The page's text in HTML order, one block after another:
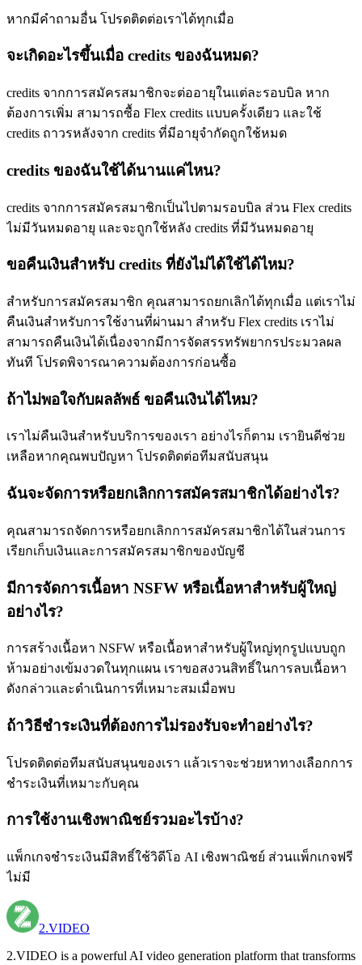
หากมีคำถามอื่น โปรดติดต่อเราได้ทุกเมื่อ
จะเกิดอะไรขึ้นเมื่อ credits ของฉันหมด?
credits จากการสมัครสมาชิกจะต่ออายุในแต่ละรอบบิล หาก
ต้องการเพิ่ม สามารถซื้อ Flex credits แบบครั้งเดียว และใช้
credits ถาวรหลังจาก credits ที่มีอายุจำกัดถูกใช้หมด
credits ของฉันใช้ได้นานแค่ไหน?
credits จากการสมัครสมาชิกเป็นไปตามรอบบิล ส่วน Flex credits
ไม่มีวันหมดอายุ และจะถูกใช้หลัง credits ที่มีวันหมดอายุ
ขอคืนเงินสำหรับ credits ที่ยังไม่ได้ใช้ได้ไหม?
สำหรับการสมัครสมาชิก คุณสามารถยกเลิกได้ทุกเมื่อ แต่เราไม่
คืนเงินสำหรับการใช้งานที่ผ่านมา สำหรับ Flex credits เราไม่
สามารถคืนเงินได้เนื่องจากมีการจัดสรรทรัพยากรประมวลผล
ทันที โปรดพิจารณาความต้องการก่อนซื้อ
ถ้าไม่พอใจกับผลลัพธ์ ขอคืนเงินได้ไหม?
เราไม่คืนเงินสำหรับบริการของเรา อย่างไรก็ตาม เรายินดีช่วย
เหลือหากคุณพบปัญหา โปรดติดต่อทีมสนับสนุน
ฉันจะจัดการหรือยกเลิกการสมัครสมาชิกได้อย่างไร?
คุณสามารถจัดการหรือยกเลิกการสมัครสมาชิกได้ในส่วนการ
เรียกเก็บเงินและการสมัครสมาชิกของบัญชี
มีการจัดการเนื้อหา NSFW หรือเนื้อหาสำหรับผู้ใหญ่
อย่างไร?
การสร้างเนื้อหา NSFW หรือเนื้อหาสำหรับผู้ใหญ่ทุกรูปแบบถูก
ห้ามอย่างเข้มงวดในทุกแผน เราขอสงวนสิทธิ์ในการลบเนื้อหา
ดังกล่าวและดำเนินการที่เหมาะสมเมื่อพบ
ถ้าวิธีชำระเงินที่ต้องการไม่รองรับจะทำอย่างไร?
โปรดติดต่อทีมสนับสนุนของเรา แล้วเราจะช่วยหาทางเลือกการ
ชำระเงินที่เหมาะกับคุณ
การใช้งานเชิงพาณิชย์รวมอะไรบ้าง?
แพ็กเกจชำระเงินมีสิทธิ์ใช้วิดีโอ AI เชิงพาณิชย์ ส่วนแพ็กเกจฟรี
ไม่มี
2.VIDEO
2.VIDEO is a powerful AI video generation platform that transforms